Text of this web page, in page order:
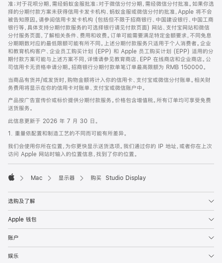
准；对于花呗分期，需经蚂蚁金服批准；对于微信分付分期，需经微信分付批准。如果你选
择的分期付款方案未获得信用卡发卡机构、蚂蚁金服或微信分付的批准，Apple 将不会
被告知原因。请参阅信用卡发卡机构 (包括但不限于招商银行、中国建设银行、中国工商
银行等，具体支持分期付款服务的可选择银行请见付款页面) 网站、支付宝网站和微信
分付服务页面，了解相关条件、费用和收费。订单可能需要满足特定金额要求，不同免息
分期期数对应的最低限额可能有所不同。上述分期付款服务只适用于个人消费者。企业
和教育机构客户、企业员工购买计划 (EPP) 和 Apple 员工购买计划 (EPP) 适用的分
期付款方案可能与上述方案不同，详情请参见教育商店、EPP 在线商店和企业商店。公
司信用卡无资格申请分期。招商银行分期付款单笔订单最高限额为 RMB 150000。
当商品有货并/或发货时，购物金额将计入你的信用卡、支付宝或微信分付账单。相关财
务费用将显示在你的信用卡对账单、支付宝或微信账户中。
产品按广告宣传价或标价提供分期付款服务。价格包含增值税。所有订单均可享受免费
送货服务。
此信息更新于 2026 年 7 月 30 日。
1. 重量依配置和制造工艺的不同而可能有所差异。
我们会使用你所在位置，为你更快显示送货选项。我们通过你的 IP 地址，或者你在上次
访问 Apple 网站时输入的位置信息，找到了你的位置。
Mac 显示器 购买 Studio Display
选购及了解
Apple 钱包
账户
娱乐